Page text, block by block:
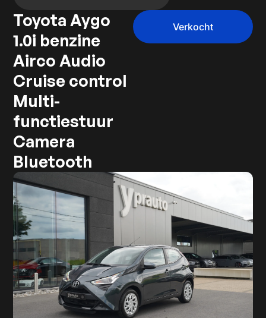
Toyota Aygo
1.0i benzine
Airco Audio
Cruise control
Multi-
functiestuur
Camera
Bluetooth
Verkocht